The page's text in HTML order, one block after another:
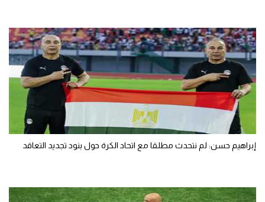
إبراهيم حسن: لم نتحدث مطلقا مع اتحاد الكرة حول بنود تجديد التعاقد